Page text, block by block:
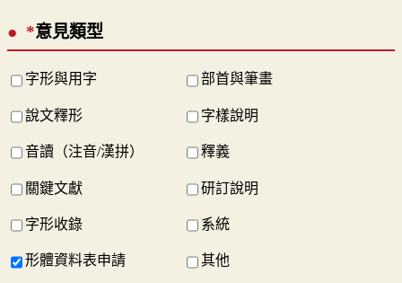
*意見類型
字形與用字 部首與筆畫
說文釋形 字樣說明
音讀（注音/漢拼） 釋義
關鍵文獻 研訂說明
字形收錄 系統
形體資料表申請 其他